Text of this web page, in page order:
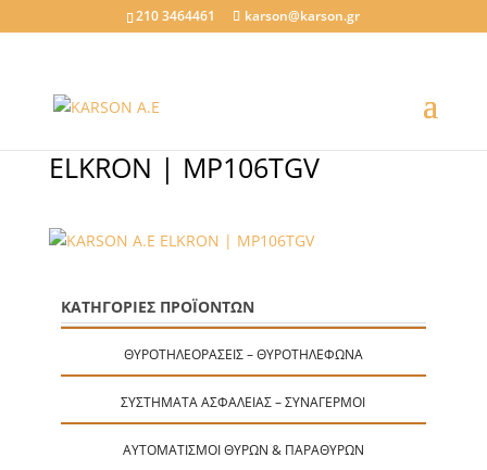
210 3464461 karson@karson.gr
ELKRON | MP106TGV
ΚΑΤΗΓΟΡΙΕΣ ΠΡΟΪΟΝΤΩΝ
ΘΥΡΟΤΗΛΕΟΡΆΣΕΙΣ – ΘΥΡΟΤΗΛΈΦΩΝΑ
ΣΥΣΤΉΜΑΤΑ ΑΣΦΑΛΕΊΑΣ – ΣΥΝΑΓΕΡΜΟΊ
ΑΥΤΟΜΑΤΙΣΜΟΊ ΘΥΡΏΝ & ΠΑΡΑΘΎΡΩΝ